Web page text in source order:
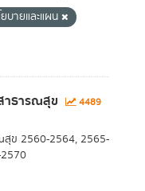
บายและแผน
าธารณสุข
4489
สุข 2560-2564, 2565-